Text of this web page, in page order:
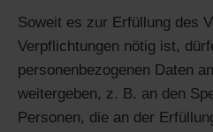
Soweit es zur Erfüllung des
Verpflichtungen nötig ist,
personenbezogenen Daten
weitergeben, z. B. an den
Personen, die an der